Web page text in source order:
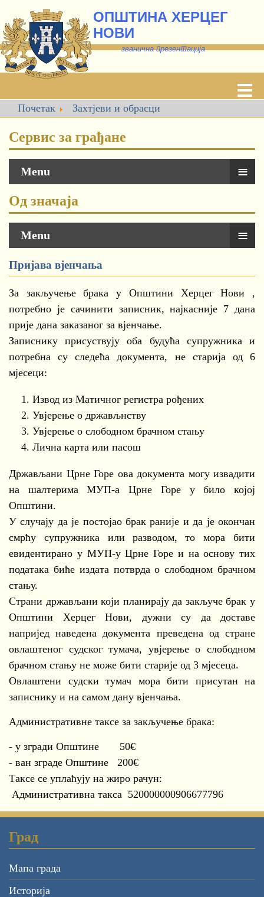
ОПШТИНА ХЕРЦЕГ
НОВИ
званична презентација
Почетак Захтјеви и обрасци
Сервис за грађане
Menu ≡
Од значаја
Menu ≡
Пријава вјенчања
За закључење брака у Општини Херцег Нови ,
потребно је сачинити записник, најкасније 7 дана
прије дана заказаног за вјенчање.
Записнику присуствују оба будућа супружника и
потребна су следећа документа, не старија од 6
мјесеци:
Извод из Матичног регистра рођених
Увјерење о држављнству
Увјерење о слободном брачном стању
Лична карта или пасош
Држављани Црне Горе ова документа могу извадити
на шалтерима МУП-а Црне Горе у било којој
Општини.
У случају да је постојао брак раније и да је окончан
смрћу супружника или разводом, то мора бити
евидентирано у МУП-у Црне Горе и на основу тих
података биће издата потврда о слободном брачном
стању.
Страни држављани који планирају да закључе брак у
Општини Херцег Нови, дужни су да доставе
напријед наведена документа преведена од стране
овлаштеног судског тумача, увјерење о слободном
брачном стању не може бити старије од 3 мјесеца.
Овлаштени судски тумач мора бити присутан на
записнику и на самом дану вјенчања.
Административне таксе за закључење брака:
- у згради Општине 50€
- ван зграде Општине 200€
Таксе се уплаћују на жиро рачун:
Административна такса 520000000906677796
Град
Мапа града
Историја